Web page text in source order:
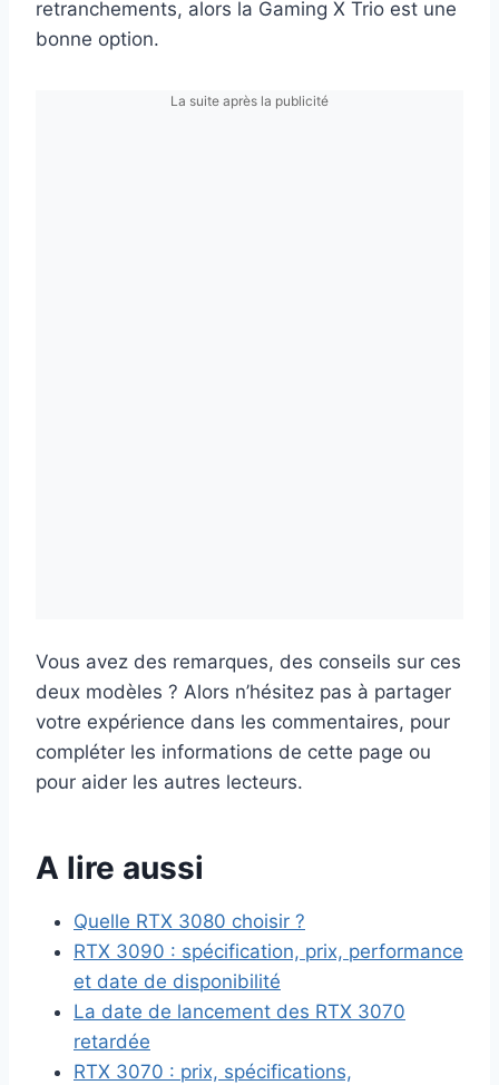
retranchements, alors la Gaming X Trio est une
bonne option.
La suite après la publicité
Vous avez des remarques, des conseils sur ces
deux modèles ? Alors n’hésitez pas à partager
votre expérience dans les commentaires, pour
compléter les informations de cette page ou
pour aider les autres lecteurs.
A lire aussi
Quelle RTX 3080 choisir ?
RTX 3090 : spécification, prix, performance
et date de disponibilité
La date de lancement des RTX 3070
retardée
RTX 3070 : prix, spécifications,